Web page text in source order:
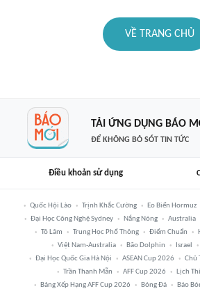
VỀ TRANG CHỦ
TẢI ỨNG DỤNG BÁO
ĐỂ KHÔNG BỎ SÓT TIN TỨC
Điều khoản sử dụng
Quốc Hội Lào Trịnh Khắc Cường Eo Biển Hormuz
Đại Học Công Nghệ Sydney
Nắng Nóng Australia
Tô Lâm
Trung Học Phổ Thông Điểm Chuẩn
Việt Nam-Australia
Bão Dolphin Israel
Đại Học Quốc Gia Hà Nội
ASEAN Cup 2026 Chủ
Trần Thanh Mẫn
AFF Cup 2026
Lịch
Bảng Xếp Hạng AFF Cup 2026
Bóng Đá Báo